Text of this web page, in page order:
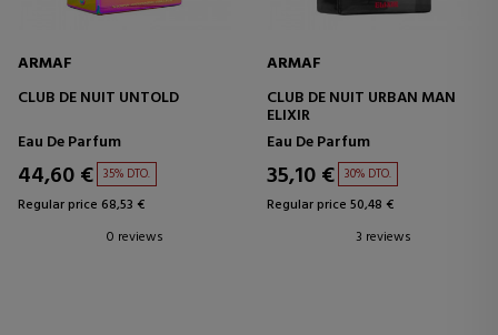
ARMAF
CLUB DE NUIT UNTOLD
Eau De Parfum
44,60 € 35% DTO.
Regular price 68,53 €
0 reviews
ARMAF
CLUB DE NUIT URBAN MAN
ELIXIR
Eau De Parfum
35,10 € 30% DTO.
Regular price 50,48 €
3 reviews